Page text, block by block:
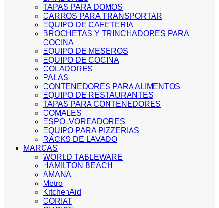
TAPAS PARA DOMOS
CARROS PARA TRANSPORTAR
EQUIPO DE CAFETERIA
BROCHETAS Y TRINCHADORES PARA
COCINA
EQUIPO DE MESEROS
EQUIPO DE COCINA
COLADORES
PALAS
CONTENEDORES PARA ALIMENTOS
EQUIPO DE RESTAURANTES
TAPAS PARA CONTENEDORES
COMALES
ESPOLVOREADORES
EQUIPO PARA PIZZERIAS
RACKS DE LAVADO
MARCAS
WORLD TABLEWARE
HAMILTON BEACH
AMANA
Metro
KitchenAid
CORIAT